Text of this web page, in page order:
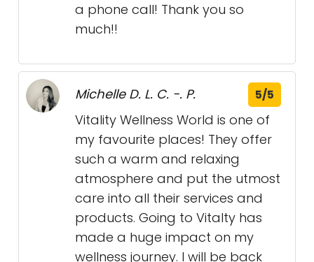
a phone call! Thank you so
much!!
Michelle D. L. C. -. P. 5/5
Vitality Wellness World is one of
my favourite places! They offer
such a warm and relaxing
atmosphere and put the utmost
care into all their services and
products. Going to Vitalty has
made a huge impact on my
wellness journey. I will be back